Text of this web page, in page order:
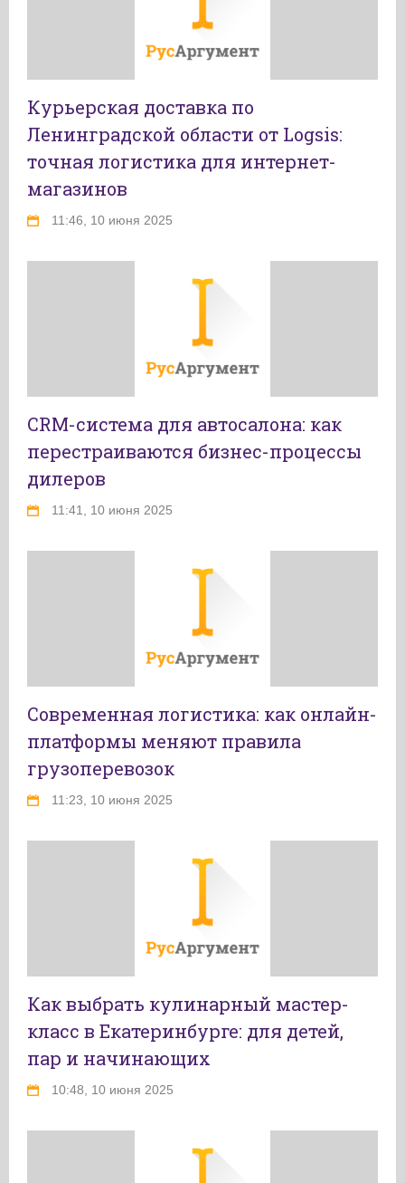
Курьерская доставка по
Ленинградской области от Logsis:
точная логистика для интернет-
магазинов
11:46, 10 июня 2025
CRM-система для автосалона: как
перестраиваются бизнес-процессы
дилеров
11:41, 10 июня 2025
Современная логистика: как онлайн-
платформы меняют правила
грузоперевозок
11:23, 10 июня 2025
Как выбрать кулинарный мастер-
класс в Екатеринбурге: для детей,
пар и начинающих
10:48, 10 июня 2025